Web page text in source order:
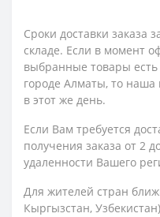
Сроки доставки заказа
складе. Если в момент
выбранные товары
городе Алматы, то наша
в этот же день.
Если Вам требуется
получения заказа от 2
удаленности Вашего
Для жителей стран
Кыргызстан,